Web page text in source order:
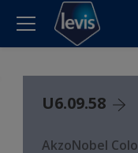
U6.09.58
AkzoNobel